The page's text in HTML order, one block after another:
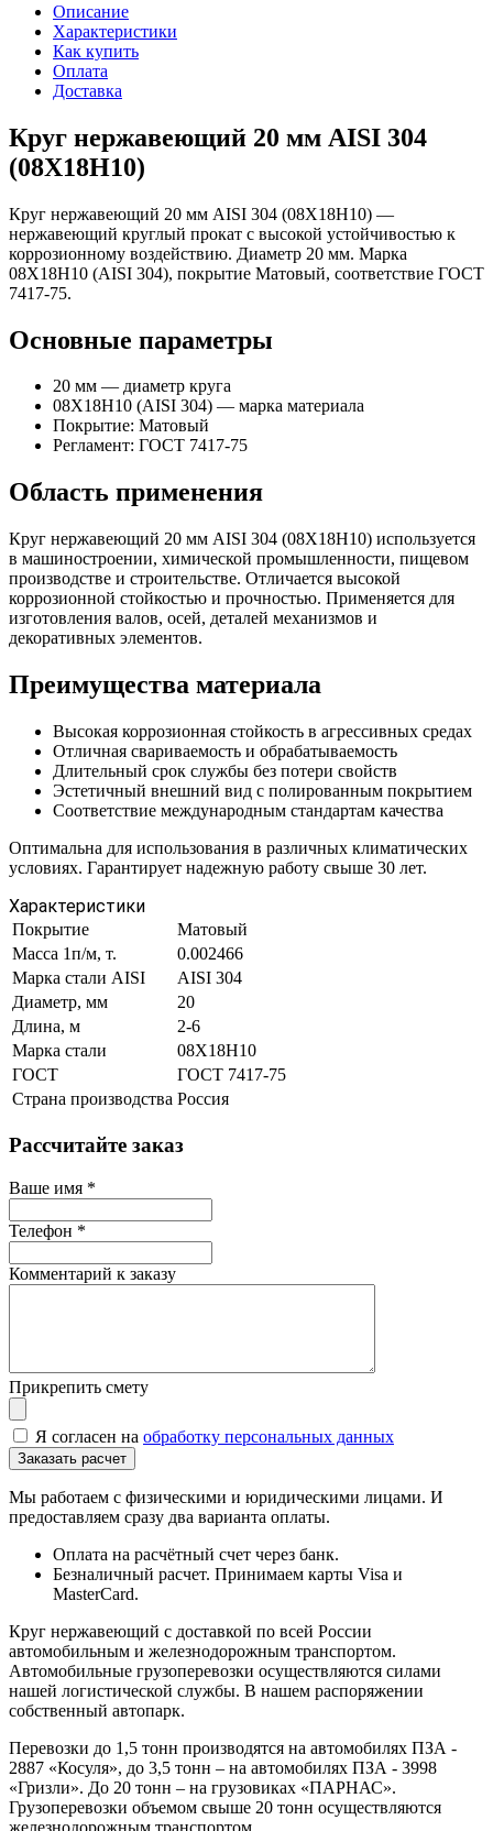
Описание
Характеристики
Как купить
Оплата
Доставка
Круг нержавеющий 20 мм AISI 304
(08Х18Н10)
Круг нержавеющий 20 мм AISI 304 (08Х18Н10) —
нержавеющий круглый прокат с высокой устойчивостью к
коррозионному воздействию. Диаметр 20 мм. Марка
08Х18Н10 (AISI 304), покрытие Матовый, соответствие ГОСТ
7417-75.
Основные параметры
20 мм — диаметр круга
08Х18Н10 (AISI 304) — марка материала
Покрытие: Матовый
Регламент: ГОСТ 7417-75
Область применения
Круг нержавеющий 20 мм AISI 304 (08Х18Н10) используется
в машиностроении, химической промышленности, пищевом
производстве и строительстве. Отличается высокой
коррозионной стойкостью и прочностью. Применяется для
изготовления валов, осей, деталей механизмов и
декоративных элементов.
Преимущества материала
Высокая коррозионная стойкость в агрессивных средах
Отличная свариваемость и обрабатываемость
Длительный срок службы без потери свойств
Эстетичный внешний вид с полированным покрытием
Соответствие международным стандартам качества
Оптимальна для использования в различных климатических
условиях. Гарантирует надежную работу свыше 30 лет.
Характеристики
Покрытие
Матовый
Масса 1п/м, т.
0.002466
Марка стали AISI
AISI 304
Диаметр, мм
20
Длина, м
2-6
Марка стали
08Х18Н10
ГОСТ
ГОСТ 7417-75
Страна производства Россия
Рассчитайте заказ
Ваше имя *
Телефон *
Комментарий к заказу
Прикрепить смету
Я согласен на обработку персональных данных
Мы работаем с физическими и юридическими лицами. И
предоставляем сразу два варианта оплаты.
Оплата на расчётный счет через банк.
Безналичный расчет. Принимаем карты Visa и
MasterCard.
Круг нержавеющий с доставкой по всей России
автомобильным и железнодорожным транспортом.
Автомобильные грузоперевозки осуществляются силами
нашей логистической службы. В нашем распоряжении
собственный автопарк.
Перевозки до 1,5 тонн производятся на автомобилях ПЗА -
2887 «Косуля», до 3,5 тонн – на автомобилях ПЗА - 3998
«Гризли». До 20 тонн – на грузовиках «ПАРНАС».
Грузоперевозки объемом свыше 20 тонн осуществляются
железнодорожным транспортом.